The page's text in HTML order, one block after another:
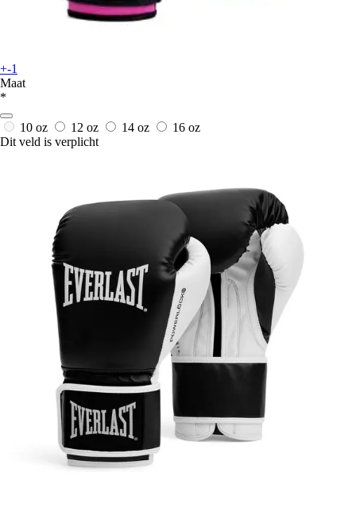
+-1
Maat
*
10 oz 12 oz 14 oz
16 oz
Dit veld is verplicht